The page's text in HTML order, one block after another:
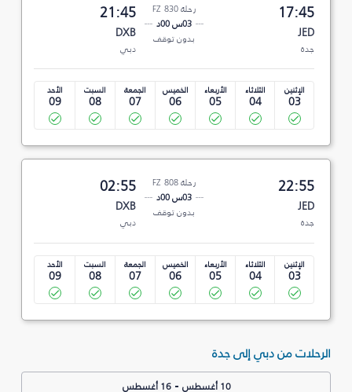
17:45
JED
جدة
رحلة FZ 830
03س 00د
بدون توقف
21:45
DXB
دبي
الإثنين
03
الثلاثاء
04
الأربعاء
05
الخميس
06
الجمعة
07
السبت
08
الأحد
09
22:55
JED
جدة
رحلة FZ 808
03س 00د
بدون توقف
02:55
DXB
دبي
الإثنين
03
الثلاثاء
04
الأربعاء
05
الخميس
06
الجمعة
07
السبت
08
الأحد
09
الرحلات من دبي إلى جدة
10 أغسطس -16 أغسطس